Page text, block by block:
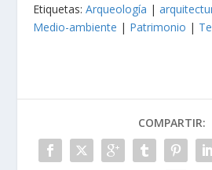
Etiquetas:Arqueología |
Medio-ambiente | Patrimonio |
COMPARTIR: